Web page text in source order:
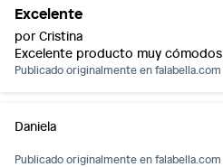
Excelente
por Cristina
Excelente producto muy cómodos
Publicado originalmente enfalabella.com
Daniela
Publicado originalmente enfalabella.com